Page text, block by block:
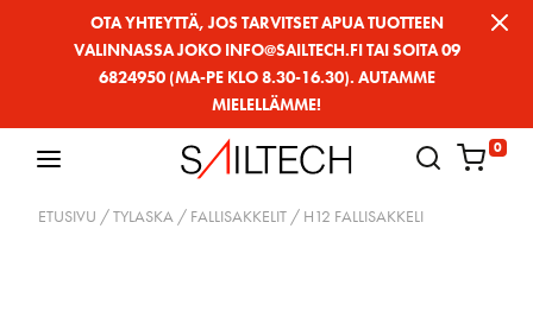
OTA YHTEYTTÄ, JOS TARVITSET APUA TUOTTEEN
VALINNASSA JOKO INFO@SAILTECH.FI TAI SOITA 09
6824950 (MA-PE KLO 8.30-16.30). AUTAMME
MIELELLÄMME!
0
ETUSIVU /TYLASKA / FALLISAKKELIT / H12 FALLISAKKELI